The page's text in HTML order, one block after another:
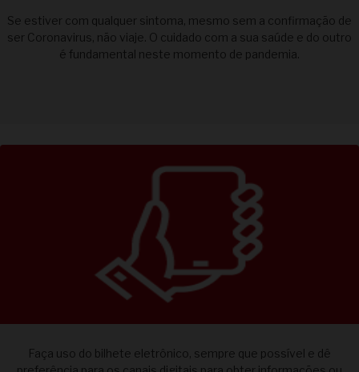
Se estiver com qualquer sintoma, mesmo sem a confirmação de
ser Coronavirus, não viaje. O cuidado com a sua saúde e do outro
é fundamental neste momento de pandemia.
Faça uso do bilhete eletrônico, sempre que possível e dê